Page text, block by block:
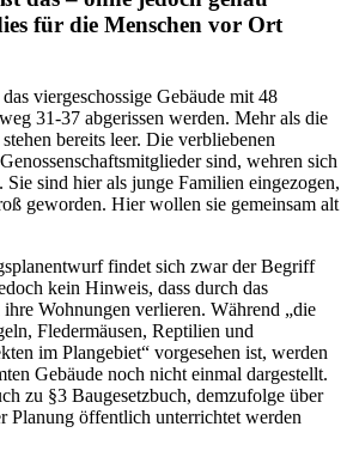
für die Menschen vor Ort
viergeschossige Gebäude mit 48
31-37 abgerissen werden. Mehr als die
bereits leer. Die verbliebenen
sind, wehren sich
Sie sind hier als junge Familien eingezogen,
geworden. Hier wollen sie gemeinsam alt
findet sich zwar der Begriff
kein Hinweis, dass durch das
Wohnungen verlieren. Während „die
Fledermäusen, Reptilien und
im Plangebiet“ vorgesehen ist, werden
Gebäude noch nicht einmal dargestellt.
zu §3 Baugesetzbuch, demzufolge über
Planung öffentlich unterrichtet werden